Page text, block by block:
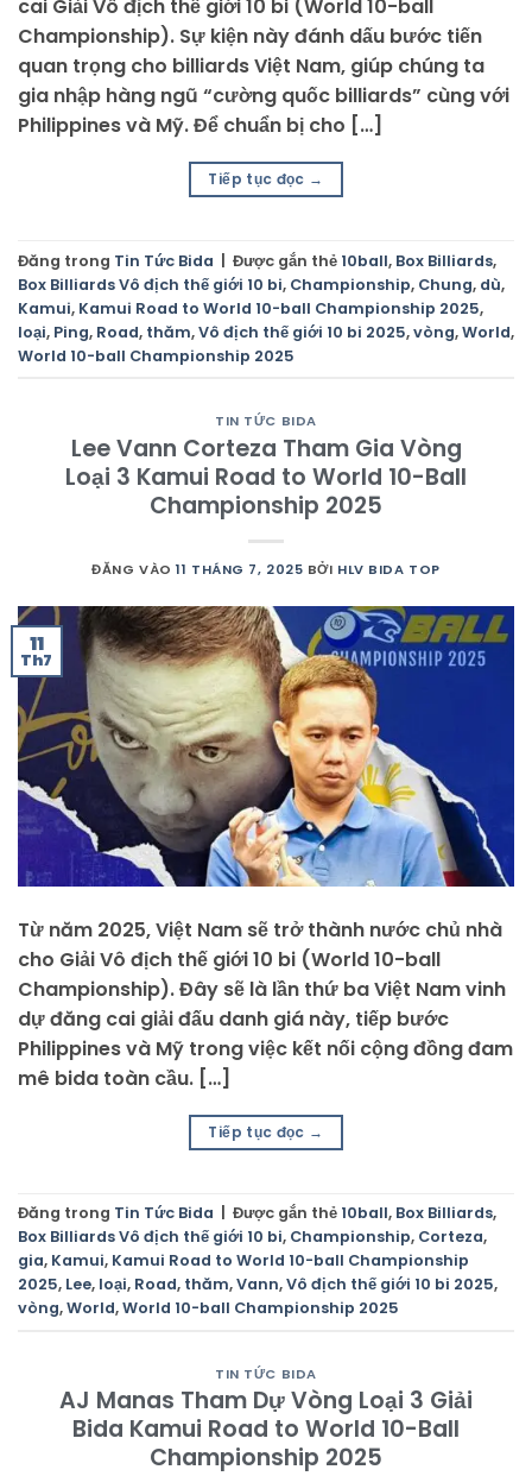
cai Giải Vô địch thế giới 10 bi (World 10-ball
Championship). Sự kiện này đánh dấu bước tiến
quan trọng cho billiards Việt Nam, giúp chúng ta
gia nhập hàng ngũ “cường quốc billiards” cùng với
Philippines và Mỹ. Để chuẩn bị cho […]
Tiếp tục đọc →
Đăng trong Tin Tức Bida Được gắn thẻ 10ball, Box Billiards,
Box Billiards Vô địch thế giới 10 bi, Championship, Chung, dù,
Kamui, Kamui Road to World 10-ball Championship 2025,
loại, Ping, Road, thăm,Vô địch thế giới 10 bi 2025,vòng,World,
World 10-ball Championship 2025
TIN TỨC BIDA
Lee Vann Corteza Tham Gia Vòng
Loại 3 Kamui Road to World 10-Ball
Championship 2025
ĐĂNG VÀO11 THÁNG 7, 2025 BỞI HLV BIDA TOP
11
Th7
Từ năm 2025, Việt Nam sẽ trở thành nước chủ nhà
cho Giải Vô địch thế giới 10 bi (World 10-ball
Championship). Đây sẽ là lần thứ ba Việt Nam vinh
dự đăng cai giải đấu danh giá này, tiếp bước
Philippines và Mỹ trong việc kết nối cộng đồng đam
mê bida toàn cầu. […]
Tiếp tục đọc →
Đăng trong Tin Tức Bida Được gắn thẻ 10ball, Box Billiards,
Box Billiards Vô địch thế giới 10 bi, Championship, Corteza,
gia, Kamui, Kamui Road to World 10-ball Championship
2025, Lee, loại, Road, thăm,Vann,Vô địch thế giới 10 bi 2025,
vòng,World,World 10-ball Championship 2025
TIN TỨC BIDA
AJ Manas Tham Dự Vòng Loại 3 Giải
Bida Kamui Road to World 10-Ball
Championship 2025